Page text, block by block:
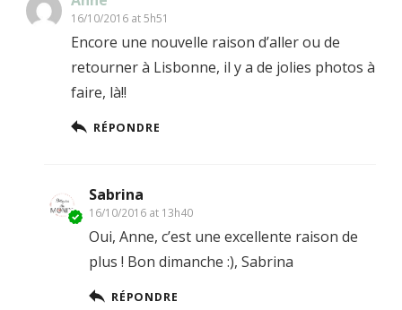
16/10/2016 at 5h51
Encore une nouvelle raison d’aller ou de
retourner à Lisbonne, il y a de jolies photos à
faire, là!!
RÉPONDRE
Sabrina
16/10/2016 at 13h40
Oui, Anne, c’est une excellente raison de
plus ! Bon dimanche :), Sabrina
RÉPONDRE